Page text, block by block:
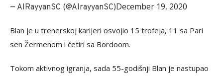
— AlRayyanSC (@AlrayyanSC)December 19, 2020
Blan je u trenerskoj karijeri osvojio 15 trofeja, 11 sa Pari
sen Žermenom i četiri sa Bordoom.
Tokom aktivnog igranja, sada 55-godišnji Blan je nastupao